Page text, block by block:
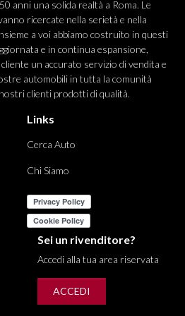
anni una solida realtà a Roma. Le
ricercate nella serietà e nella
a voi abbiamo costruito in questi
e in continua espansione,
un accurato servizio di vendita e
automobili in tutta la comunità
clienti prodotti di qualità.
Links
Cerca Auto
Chi Siamo
Sei un rivenditore?
Accedi alla tua area riservata
ACCEDI